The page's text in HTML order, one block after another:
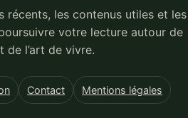
récents, les contenus utiles et les
votre lecture autour de
de l’art de vivre.
Contact Mentions légales